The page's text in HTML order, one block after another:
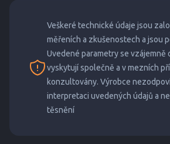
Veškeré technické údaje jsou
měřeních a zkušenostech a jsou
Uvedené parametry se vzájemně
vyskytují společně a v mezních
konzultovány. Výrobce
interpretaci uvedených údajů a
těsnění